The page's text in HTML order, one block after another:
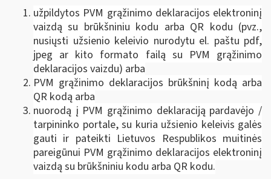
užpildytos PVM grąžinimo deklaracijos elektroninį
vaizdą su brūkšniniu kodu arba QR kodu (pvz.,
nusiųsti užsienio keleivio nurodytu el. paštu pdf,
jpeg ar kito formato failą su PVM grąžinimo
deklaracijos vaizdu) arba
PVM grąžinimo deklaracijos brūkšninį kodą arba
QR kodą arba
nuorodą į PVM grąžinimo deklaraciją pardavėjo /
tarpininko portale, su kuria užsienio keleivis galės
gauti ir pateikti Lietuvos Respublikos muitinės
pareigūnui PVM grąžinimo deklaracijos elektroninį
vaizdą su brūkšniniu kodu arba QR kodu.